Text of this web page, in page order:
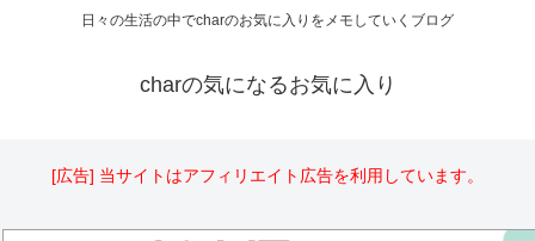
日々の生活の中でcharのお気に入りをメモしていくブログ
charの気になるお気に入り
[広告] 当サイトはアフィリエイト広告を利用しています。